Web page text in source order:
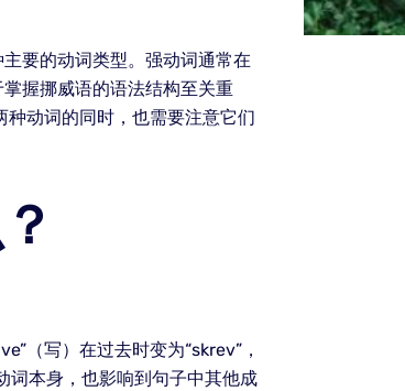
要的动词类型。强动词通常在
握挪威语的语法结构至关重
动词的同时，也需要注意它们
（写）在过去时变为“skrev”，
词本身，也影响到句子中其他成